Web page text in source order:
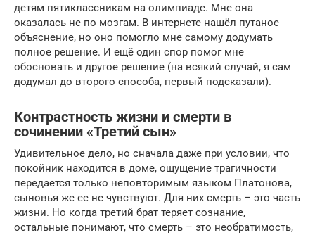
детям пятиклассникам на олимпиаде. Мне она
оказалась не по мозгам. В интернете нашёл путаное
объяснение, но оно помогло мне самому додумать
полное решение. И ещё один спор помог мне
обосновать и другое решение (на всякий случай, я сам
додумал до второго способа, первый подсказали).
Контрастность жизни и смерти в
сочинении «Третий сын»
Удивительное дело, но сначала даже при условии, что
покойник находится в доме, ощущение трагичности
передается только неповторимым языком Платонова,
сыновья же ее не чувствуют. Для них смерть – это часть
жизни. Но когда третий брат теряет сознание,
остальные понимают, что смерть – это необратимость,